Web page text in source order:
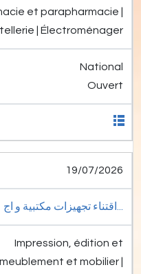
et parapharmacie |
| Électroménager
National
Ouvert
19/07/2026
اقتناء تجهيزات مكتبية و اج...
Impression, édition et
et mobilier |